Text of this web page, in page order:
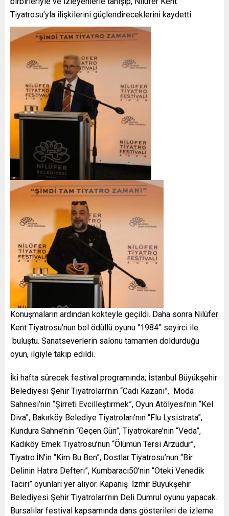
Tiyatrosu’yla ilişkilerini güçlendireceklerini kaydetti.
Konuşmaların ardından kokteyle geçildi. Daha sonra Nilüfer
Kent Tiyatrosu’nun bol ödüllü oyunu “1984” seyirci ile
buluştu. Sanatseverlerin salonu tamamen doldurduğu
oyun, ilgiyle takip edildi.
İki hafta sürecek festival programında; İstanbul Büyükşehir
Belediyesi Şehir Tiyatroları’nın “Cadı Kazanı”, Moda
Sahnesi’nin “Şirreti Evcilleştirmek”, Oyun Atölyesi’nin “Kel
Diva”, Bakırköy Belediye Tiyatroları’nın “Flu Lysistrata”,
Kundura Sahne’nin “Geçen Gün”, Tiyatrokare’nin “Veda”,
Kadıköy Emek Tiyatrosu’nun “Ölümün Tersi Arzudur”,
Tiyatro.İN’in “Kim Bu Ben”, Dostlar Tiyatrosu’nun “Bir
Delinin Hatıra Defteri”, Kumbaracı50’nin “Öteki Venedik
Taciri” oyunları yer alıyor. Kapanış İzmir Büyükşehir
Belediyesi Şehir Tiyatroları’nın Deli Dumrul oyunu yapacak.
Bursalılar festival kapsamında dans gösterileri de izleme